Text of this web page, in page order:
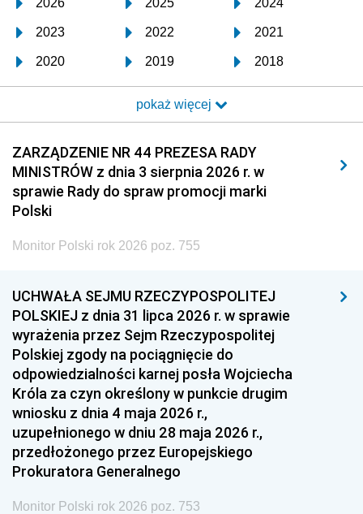
2026 2025 2024
2023 2022 2021
2020 2019 2018
2017 2016 2015
2014 2013 2012
2011 2010 2009
2008 2007 2006
2005
1996 1995 1994
1993 1992 1991
1990 1989
1987 1986 1985
1984 1983
1981 1980 1979
1978 1977
1975 1974
pokaż więcej
ZARZĄDZENIE NR 44 PREZESA RADY
MINISTRÓW z dnia 3 sierpnia 2026 r. w
sprawie Rady do spraw promocji marki
Polski
Monitor Polski rok 2026 poz. 755
UCHWAŁA SEJMU RZECZYPOSPOLITEJ
POLSKIEJ z dnia 31 lipca 2026 r. w sprawie
wyrażenia przez Sejm Rzeczypospolitej
Polskiej zgody na pociągnięcie do
odpowiedzialności karnej posła Wojciecha
Króla za czyn określony w punkcie drugim
wniosku z dnia 4 maja 2026 r.,
uzupełnionego w dniu 28 maja 2026 r.,
przedłożonego przez Europejskiego
Prokuratora Generalnego
Monitor Polski rok 2026 poz. 753